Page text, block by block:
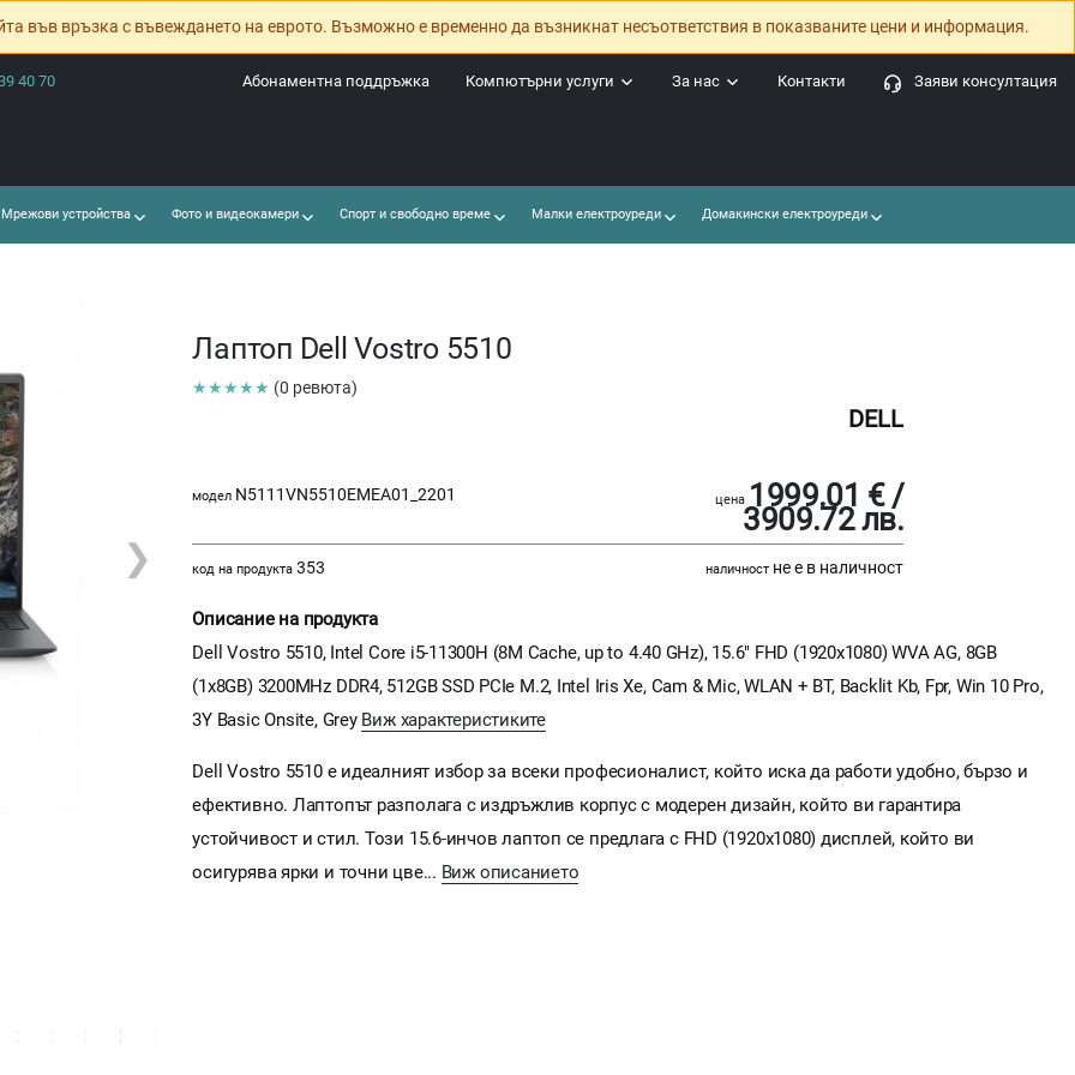
във връзка с въвеждането на еврото. Възможно е временно да възникнат несъответствия в показваните цени и информация.
40 70 Заяви консултация
Контакти
За нас
Компютърни услуги
Абонаментна поддръжка
устройства Фото и видеокамери Спорт и свободно време Малки електроуреди Домакински електроуреди
❯
Лаптоп Dell Vostro 5510
★★★★★ (0 ревюта)
DELL
модел N5111VN5510EMEA01_2201 цена 1999.01 € /
3909.72 лв.
код на продукта 353 наличност не е в наличност
Описание на продукта
Dell Vostro 5510, Intel Core i5-11300H (8M Cache, up to 4.40 GHz), 15.6" FHD (1920x1080) WVA AG, 8GB
(1x8GB) 3200MHz DDR4, 512GB SSD PCIe M.2, Intel Iris Xe, Cam & Mic, WLAN + BT, Backlit Kb, Fpr, Win 10 Pro,
3Y Basic Onsite, Grey Виж характеристиките
Dell Vostro 5510 е идеалният избор за всеки професионалист, който иска да работи удобно, бързо и
ефективно. Лаптопът разполага с издръжлив корпус с модерен дизайн, който ви гарантира
устойчивост и стил. Този 15.6-инчов лаптоп се предлага с FHD (1920x1080) дисплей, който ви
осигурява ярки и точни цве... Виж описанието